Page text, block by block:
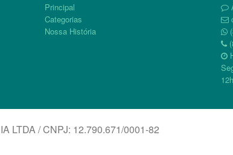
Principal
Categorias
Nossa História
12h
LTDA / CNPJ: 12.790.671/0001-82